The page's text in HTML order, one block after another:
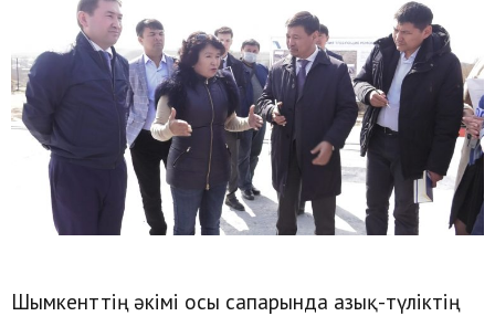
Шымкенттің әкімі осы сапарында азық-түліктің